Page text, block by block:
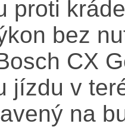
proti
bez
CX
jízdu v
na